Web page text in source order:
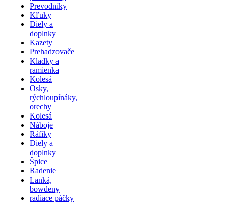
Prevodníky
Kľuky
Diely a
doplnky
Kazety
Prehadzovače
Kladky a
ramienka
Kolesá
Osky,
rýchloupínáky,
orechy
Kolesá
Náboje
Ráfiky
Diely a
doplnky
Špice
Radenie
Lanká,
bowdeny
radiace páčky